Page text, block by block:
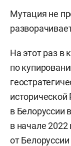
Мутация не
На этот раз в
по
исторической
в Белоруссии
в начале 2022
от